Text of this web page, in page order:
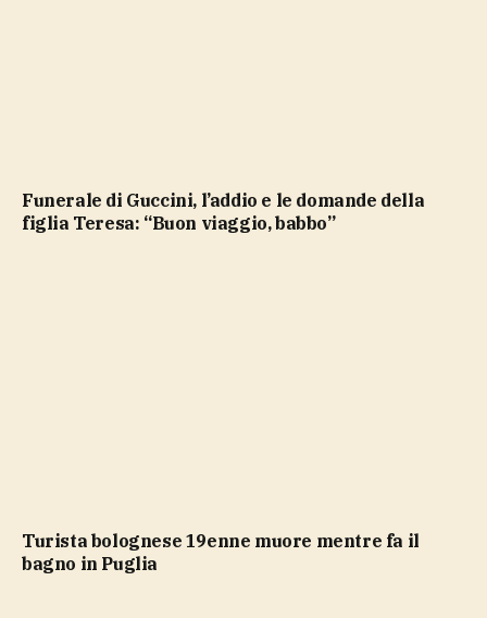
Funerale di Guccini, l’addio e le domande della
figlia Teresa: “Buon viaggio, babbo”
Turista bolognese 19enne muore mentre fa il
bagno in Puglia